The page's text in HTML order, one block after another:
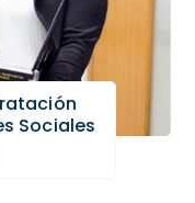
Sociales